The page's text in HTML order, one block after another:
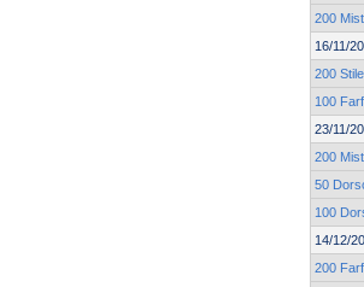
200
16/11/
200
100
23/11/
200
50
100
14/12/
200